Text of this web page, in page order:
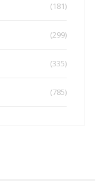
(181)
(299)
(335)
(785)